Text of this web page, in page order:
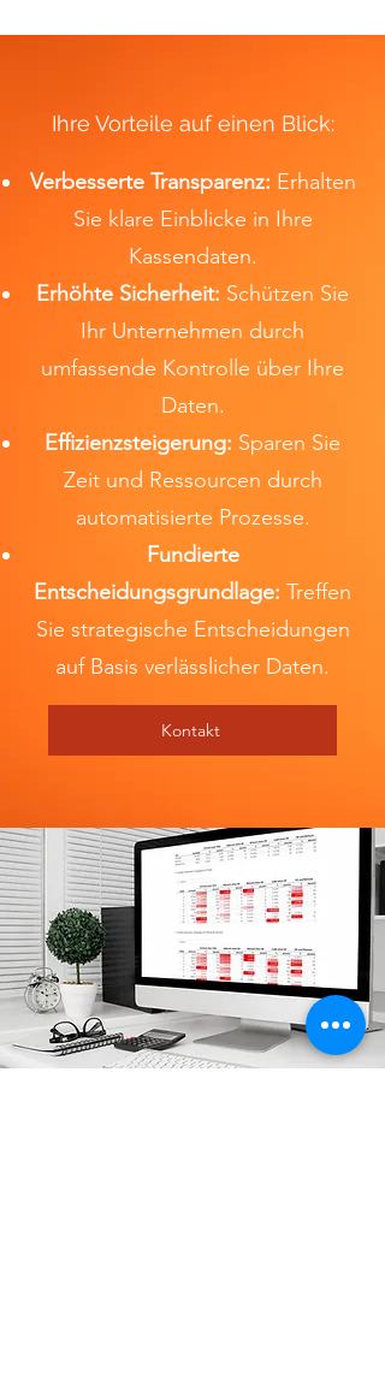
Ihre Vorteile auf einen Blick:
Verbesserte Transparenz: Erhalten
Sie klare Einblicke in Ihre
Kassendaten.
Erhöhte Sicherheit: Schützen Sie
Ihr Unternehmen durch
umfassende Kontrolle über Ihre
Daten.
Effizienzsteigerung: Sparen Sie
Zeit und Ressourcen durch
automatisierte Prozesse.
Fundierte
Entscheidungsgrundlage: Treffen
Sie strategische Entscheidungen
auf Basis verlässlicher Daten.
Kontakt